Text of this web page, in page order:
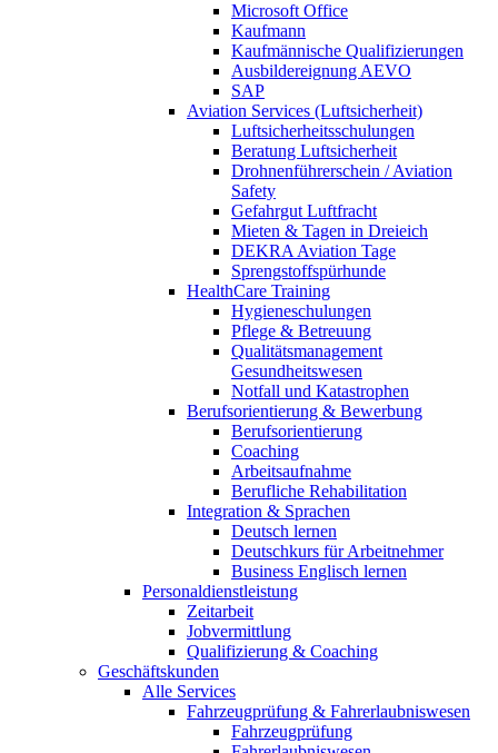
Microsoft Office
Kaufmann
Kaufmännische Qualifizierungen
Ausbildereignung AEVO
SAP
Aviation Services (Luftsicherheit)
Luftsicherheitsschulungen
Beratung Luftsicherheit
Drohnenführerschein / Aviation
Safety
Gefahrgut Luftfracht
Mieten & Tagen in Dreieich
DEKRA Aviation Tage
Sprengstoffspürhunde
HealthCare Training
Hygieneschulungen
Pflege & Betreuung
Qualitätsmanagement
Gesundheitswesen
Notfall und Katastrophen
Berufsorientierung & Bewerbung
Berufsorientierung
Coaching
Arbeitsaufnahme
Berufliche Rehabilitation
Integration & Sprachen
Deutsch lernen
Deutschkurs für Arbeitnehmer
Business Englisch lernen
Personaldienstleistung
Zeitarbeit
Jobvermittlung
Qualifizierung & Coaching
Geschäftskunden
Alle Services
Fahrzeugprüfung & Fahrerlaubniswesen
Fahrzeugprüfung